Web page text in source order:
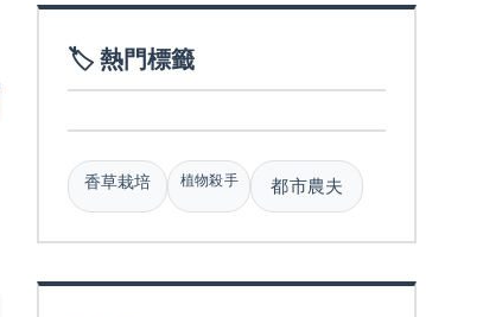
🏷️ 熱門標籤
香草栽培 植物殺手 都市農夫